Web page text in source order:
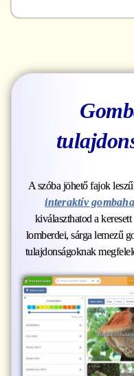
A szóba jöhető fajok
interaktív
kiválaszthatod a
lomberdei, sárga lemezű
tulajdonságoknak